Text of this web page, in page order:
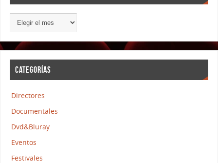
CATEGORÍAS
Directores
Documentales
Dvd&Bluray
Eventos
Festivales